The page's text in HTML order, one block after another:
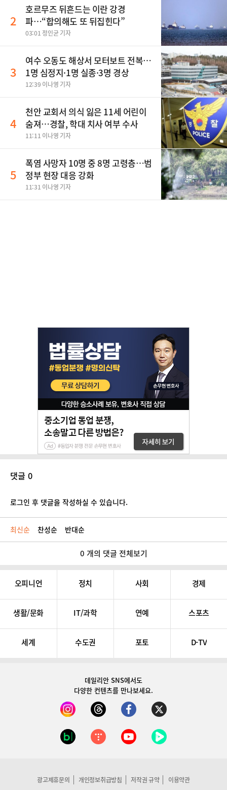
2
호르무즈 뒤흔드는 이란 강경
파…“합의해도 또 뒤집힌다”
03:01 정인균 기자
3
여수 오동도 해상서 모터보트 전복…
1명 심정지·1명 실종·3명 경상
12:39 이나영 기자
4
천안 교회서 의식 잃은 11세 어린이
숨져…경찰, 학대 치사 여부 수사
11:11 이나영 기자
5
폭염 사망자 10명 중 8명 고령층…범
정부 현장 대응 강화
11:31 이나영 기자
댓글 0
로그인 후 댓글을 작성하실 수 있습니다.
최신순 찬성순 반대순
0 개의 댓글 전체보기
오피니언 정치 사회 경제
생활/문화 IT/과학 연예 스포츠
세계 수도권 포토 D-TV
데일리안 SNS에서도
다양한 컨텐츠를 만나보세요.
광고제휴문의 개인정보취급방침 저작권 규약 이용약관